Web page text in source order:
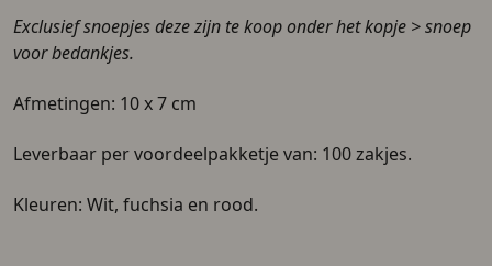
Exclusief snoepjes deze zijn te koop onder het kopje > snoep
voor bedankjes.
Afmetingen: 10 x 7 cm
Leverbaar per voordeelpakketje van: 100 zakjes.
Kleuren: Wit, fuchsia en rood.